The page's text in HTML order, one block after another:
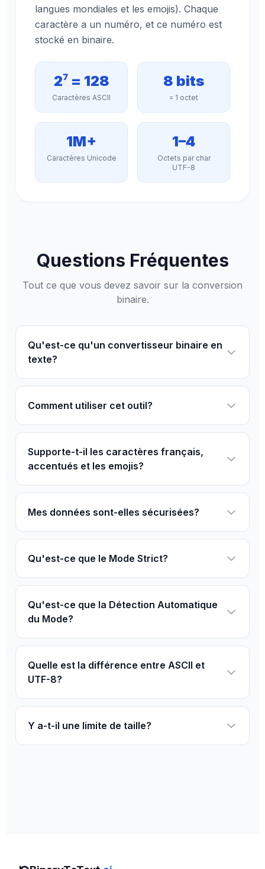
langues mondiales et les emojis). Chaque
caractère a un numéro, et ce numéro est
stocké en binaire.
2⁷ = 128
Caractères ASCII
8 bits
= 1 octet
1M+
Caractères Unicode
1–4
Octets par char
UTF-8
Questions Fréquentes
Tout ce que vous devez savoir sur la conversion
binaire.
Qu'est-ce qu'un convertisseur binaire en
texte?
Comment utiliser cet outil?
Supporte-t-il les caractères français,
accentués et les emojis?
Mes données sont-elles sécurisées?
Qu'est-ce que le Mode Strict?
Qu'est-ce que la Détection Automatique
du Mode?
Quelle est la différence entre ASCII et
UTF-8?
Y a-t-il une limite de taille?